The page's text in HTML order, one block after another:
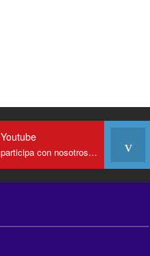
Youtube
participa con nosotros en Youtube